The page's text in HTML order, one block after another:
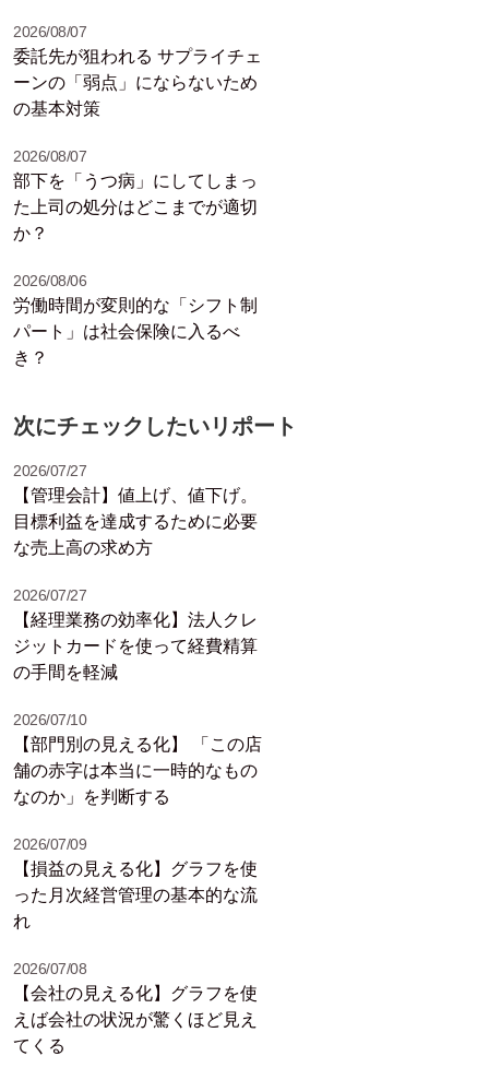
2026/08/07
委託先が狙われる サプライチェ
ーンの「弱点」にならないため
の基本対策
2026/08/07
部下を「うつ病」にしてしまっ
た上司の処分はどこまでが適切
か？
2026/08/06
労働時間が変則的な「シフト制
パート」は社会保険に入るべ
き？
次にチェックしたいリポート
2026/07/27
【管理会計】値上げ、値下げ。
目標利益を達成するために必要
な売上高の求め方
2026/07/27
【経理業務の効率化】法人クレ
ジットカードを使って経費精算
の手間を軽減
2026/07/10
【部門別の見える化】 「この店
舗の赤字は本当に一時的なもの
なのか」を判断する
2026/07/09
【損益の見える化】グラフを使
った月次経営管理の基本的な流
れ
2026/07/08
【会社の見える化】グラフを使
えば会社の状況が驚くほど見え
てくる